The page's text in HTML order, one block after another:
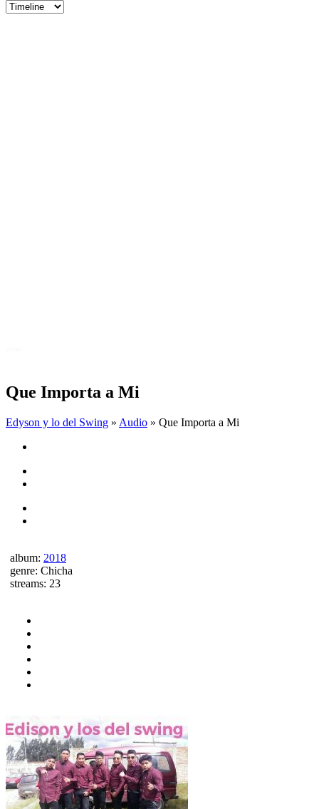
Que Importa a Mi
Edyson y lo del Swing » Audio » Que Importa a Mi
album: 2018
genre: Chicha
streams: 23